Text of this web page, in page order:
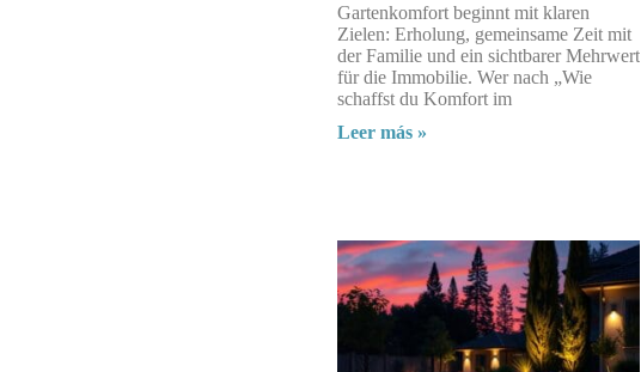
Gartenkomfort beginnt mit klaren
Zielen: Erholung, gemeinsame Zeit mit
der Familie und ein sichtbarer Mehrwert
für die Immobilie. Wer nach „Wie
schaffst du Komfort im
Leer más »